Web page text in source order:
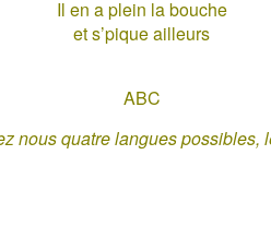
Il en a plein la bouche
et s’pique ailleurs
ABC
nous quatre langues possibles,